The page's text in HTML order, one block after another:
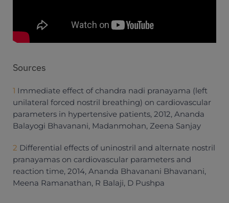
Sources
1 Immediate effect of chandra nadi pranayama (left
unilateral forced nostril breathing) on cardiovascular
parameters in hypertensive patients, 2012, Ananda
Balayogi Bhavanani, Madanmohan, Zeena Sanjay
2 Differential effects of uninostril and alternate nostril
pranayamas on cardiovascular parameters and
reaction time, 2014, Ananda Bhavanani Bhavanani,
Meena Ramanathan, R Balaji, D Pushpa